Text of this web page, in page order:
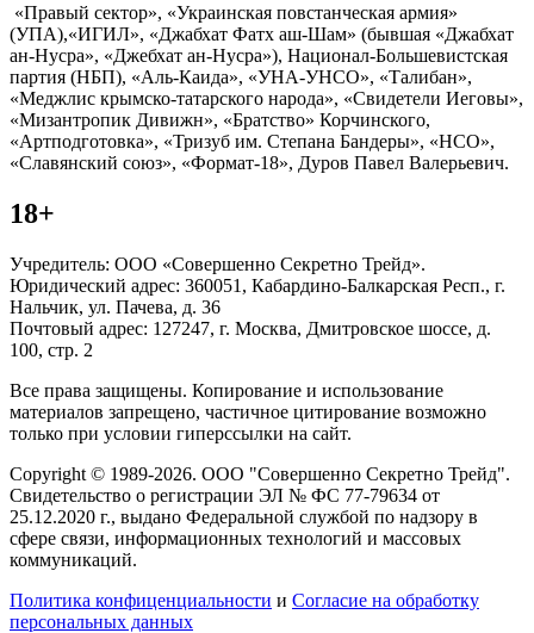
«Правый сектор», «Украинская повстанческая армия»
(УПА),«ИГИЛ», «Джабхат Фатх аш-Шам» (бывшая «Джабхат
ан-Нусра», «Джебхат ан-Нусра»), Национал-Большевистская
партия (НБП), «Аль-Каида», «УНА-УНСО», «Талибан»,
«Меджлис крымско-татарского народа», «Свидетели Иеговы»,
«Мизантропик Дивижн», «Братство» Корчинского,
«Артподготовка», «Тризуб им. Степана Бандеры», «НСО»,
«Славянский союз», «Формат-18», Дуров Павел Валерьевич.
18+
Учредитель: ООО «Совершенно Секретно Трейд».
Юридический адрес: 360051, Кабардино-Балкарская Респ., г.
Нальчик, ул. Пачева, д. 36
Почтовый адрес: 127247, г. Москва, Дмитровское шоссе, д.
100, стр. 2
Все права защищены. Копирование и использование
материалов запрещено, частичное цитирование возможно
только при условии гиперссылки на сайт.
Copyright © 1989-2026. ООО "Совершенно Секретно Трейд".
Свидетельство о регистрации ЭЛ № ФС 77-79634 от
25.12.2020 г., выдано Федеральной службой по надзору в
сфере связи, информационных технологий и массовых
коммуникаций.
Политика конфиценциальности и Согласие на обработку
персональных данных